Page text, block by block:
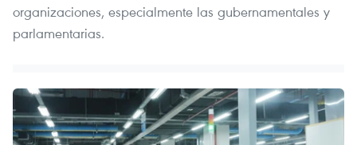
organizaciones, especialmente las gubernamentales y
parlamentarias.